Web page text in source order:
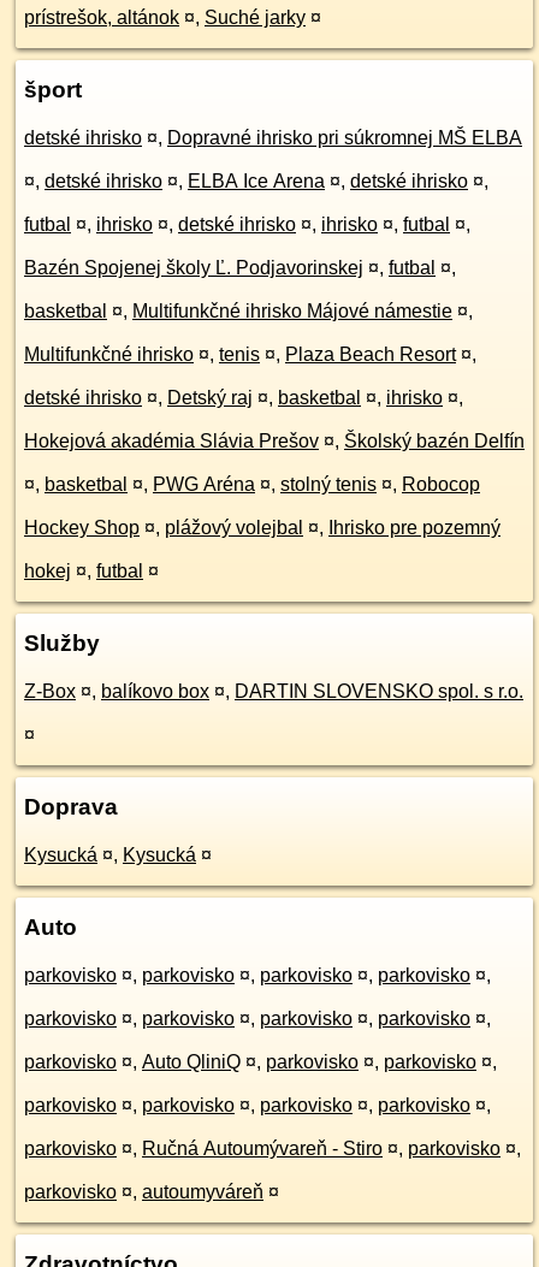
prístrešok, altánok ¤, Suché jarky ¤
šport
detské ihrisko ¤, Dopravné ihrisko pri súkromnej MŠ ELBA
¤, detské ihrisko ¤, ELBA Ice Arena ¤, detské ihrisko ¤,
futbal ¤, ihrisko ¤, detské ihrisko ¤, ihrisko ¤, futbal ¤,
Bazén Spojenej školy Ľ. Podjavorinskej ¤, futbal ¤,
basketbal ¤, Multifunkčné ihrisko Májové námestie ¤,
Multifunkčné ihrisko ¤, tenis ¤, Plaza Beach Resort ¤,
detské ihrisko ¤, Detský raj ¤, basketbal ¤, ihrisko ¤,
Hokejová akadémia Slávia Prešov ¤, Školský bazén Delfín
¤, basketbal ¤, PWG Aréna ¤, stolný tenis ¤, Robocop
Hockey Shop ¤, plážový volejbal ¤, Ihrisko pre pozemný
hokej ¤, futbal ¤
Služby
Z-Box ¤, balíkovo box ¤, DARTIN SLOVENSKO spol. s r.o.
¤
Doprava
Kysucká ¤, Kysucká ¤
Auto
parkovisko ¤, parkovisko ¤, parkovisko ¤, parkovisko ¤,
parkovisko ¤, parkovisko ¤, parkovisko ¤, parkovisko ¤,
parkovisko ¤, Auto QliniQ ¤, parkovisko ¤, parkovisko ¤,
parkovisko ¤, parkovisko ¤, parkovisko ¤, parkovisko ¤,
parkovisko ¤, Ručná Autoumývareň - Stiro ¤, parkovisko ¤,
parkovisko ¤, autoumyváreň ¤